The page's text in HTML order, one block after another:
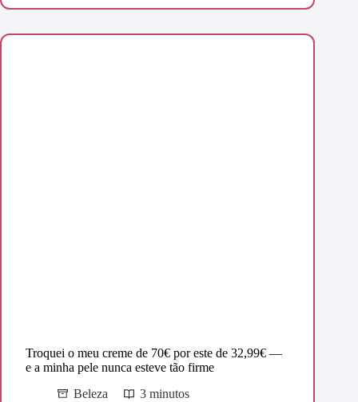
Troquei o meu creme de 70€ por este de 32,99€ —
e a minha pele nunca esteve tão firme
Beleza
3 minutos